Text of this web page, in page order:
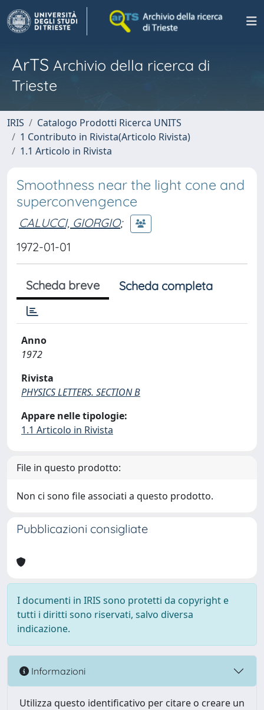
ArTS Archivio della ricerca di
Trieste
IRIS
Catalogo Prodotti Ricerca UNITS
1 Contributo in Rivista(Articolo Rivista)
1.1 Articolo in Rivista
Smoothness near the light cone and
superconvengence
CALUCCI, GIORGIO;
1972-01-01
Scheda breve Scheda completa
Anno
1972
Rivista
PHYSICS LETTERS. SECTION B
Appare nelle tipologie:
1.1 Articolo in Rivista
File in questo prodotto:
Non ci sono file associati a questo prodotto.
Pubblicazioni consigliate
I documenti in IRIS sono protetti da copyright e
tutti i diritti sono riservati, salvo diversa
indicazione.
Informazioni
Utilizza questo identificativo per citare o creare un